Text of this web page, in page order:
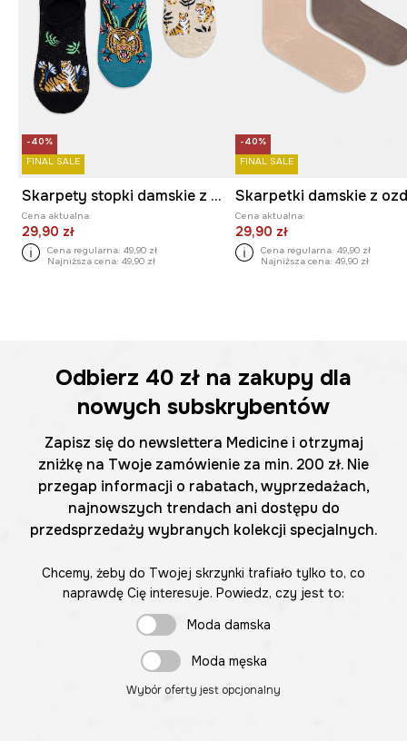
-40%
FINAL SALE
Skarpety stopki damskie z motywem zwierzęcym 3-pack
Cena aktualna:
29,90 zł
Cena regularna: 49,90 zł
Najniższa cena: 49,90 zł
-40%
FINAL SALE
Cena aktualna:
29,90 zł
Cena regularna: 49,90 zł
Najniższa cena: 49,90 zł
Odbierz 40 zł na zakupy dla
nowych subskrybentów
Zapisz się do newslettera Medicine i otrzymaj
zniżkę na Twoje zamówienie za min. 200 zł. Nie
przegap informacji o rabatach, wyprzedażach,
najnowszych trendach ani dostępu do
przedsprzedaży wybranych kolekcji specjalnych.
Chcemy, żeby do Twojej skrzynki trafiało tylko to, co
naprawdę Cię interesuje. Powiedz, czy jest to:
Moda damska
Moda męska
Wybór oferty jest opcjonalny